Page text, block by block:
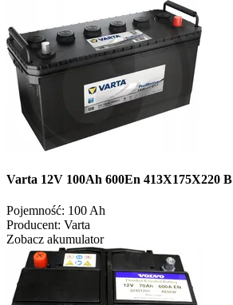
Varta 12V 100Ah 600En 413X175X220 B
Pojemność: 100 Ah
Producent: Varta
Zobacz akumulator